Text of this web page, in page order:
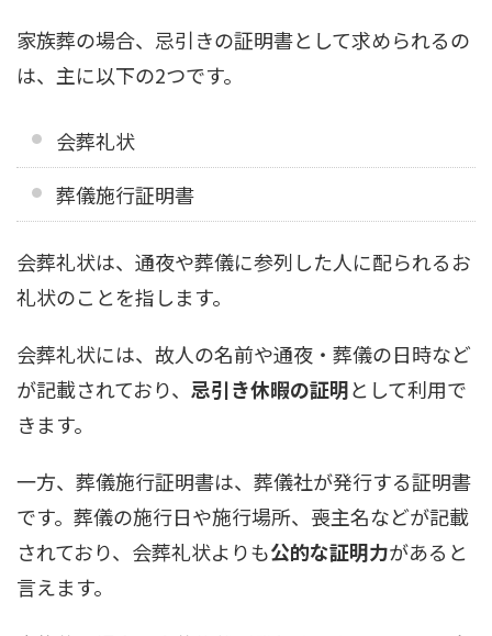
家族葬の場合、忌引きの証明書として求められるの
は、主に以下の2つです。
会葬礼状
葬儀施行証明書
会葬礼状は、通夜や葬儀に参列した人に配られるお
礼状のことを指します。
会葬礼状には、故人の名前や通夜・葬儀の日時など
が記載されており、 忌引き休暇の証明として利用で
きます。
一方、葬儀施行証明書は、葬儀社が発行する証明書
です。葬儀の施行日や施行場所、喪主名などが記載
されており、会葬礼状よりも公的な証明力があると
言えます。